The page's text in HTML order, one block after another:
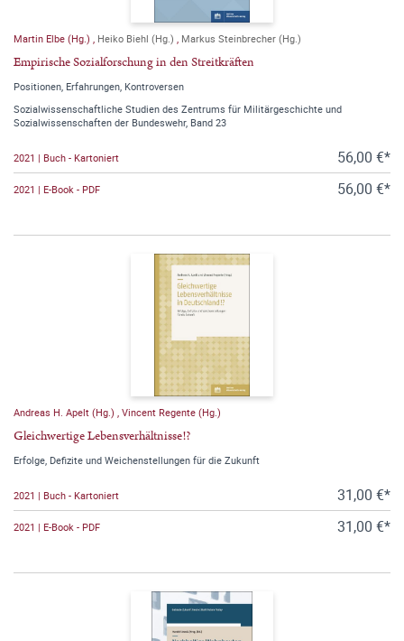
Martin Elbe (Hg.) , Heiko Biehl (Hg.) , Markus Steinbrecher (Hg.)
Empirische Sozialforschung in den Streitkräften
Positionen, Erfahrungen, Kontroversen
Sozialwissenschaftliche Studien des Zentrums für Militärgeschichte und
Sozialwissenschaften der Bundeswehr, Band 23
2021 | Buch - Kartoniert 56,00 €*
2021 | E-Book - PDF 56,00 €*
Andreas H. Apelt (Hg.) , Vincent Regente (Hg.)
Gleichwertige Lebensverhältnisse!?
Erfolge, Defizite und Weichenstellungen für die Zukunft
2021 | Buch - Kartoniert 31,00 €*
2021 | E-Book - PDF 31,00 €*